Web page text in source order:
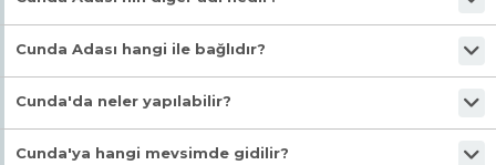
Adı Ayvalık ile bütünleşmiş olan bu adayı Rumlar Nesos
manastır ve Rum evleri ziyaretçilerin büyük ilgisini çekiyor
ve beğeni topluyor. Rum evleri, kapı tokmaklarından, iç
Cunda Adası'nın bir diğer ve resmi adı Alibey Adası'dır.
Cunda Adası hangi ile bağlıdır?
Cunda Adası, Balıkesir ilinin Ayvalık ilçesine bağlıdır.
Cunda'da neler yapılabilir?
Tarihi sokaklarda yürüyüş yapabilir, ada turları ile koyları keşfedebilir,
Cunda'ya hangi mevsimde gidilir?